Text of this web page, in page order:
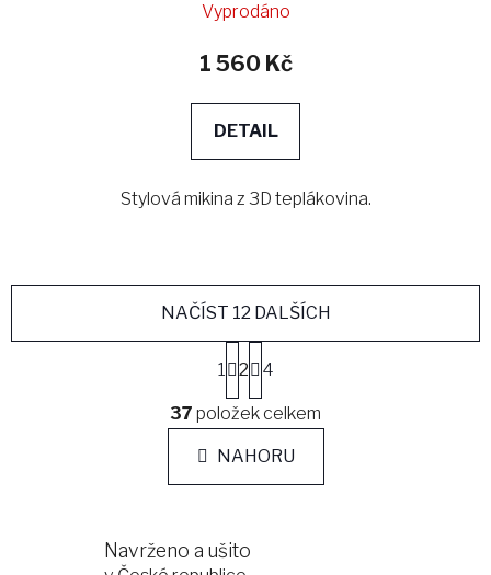
Vyprodáno
1 560 Kč
DETAIL
Stylová mikina z 3D teplákovina.
O
v
l
á
d
c
í
NAČÍST 12 DALŠÍCH
t
r
á
n
k
í
1 2 4
37 položek celkem
NAHORU
Navrženo a ušito